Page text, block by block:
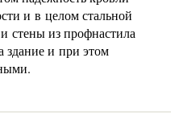
и в целом стальной
стены из профнастила
здание и при этом